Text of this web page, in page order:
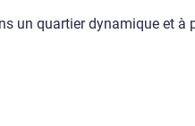
un quartier dynamique et